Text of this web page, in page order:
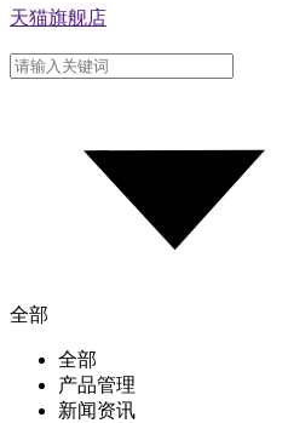
天猫旗舰店
全部
全部
产品管理
新闻资讯